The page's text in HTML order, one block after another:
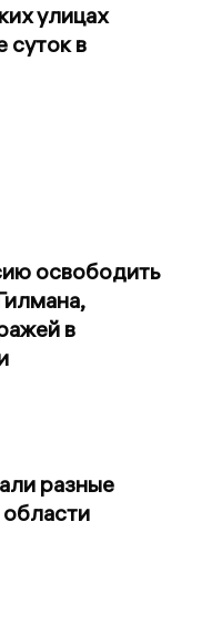
улицах
суток в
освободить
в
разные